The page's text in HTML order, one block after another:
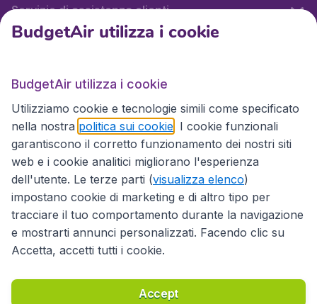
Servizio di assistenza clienti
Siti internazionali
Esonero di responsabilità
BudgetAir utilizza i cookie
BudgetAir utilizza i cookie
Utilizziamo cookie e tecnologie simili come specificato
nella nostra politica sui cookie . I cookie funzionali
garantiscono il corretto funzionamento dei nostri siti
web e i cookie analitici migliorano l'esperienza
dell'utente. Le terze parti (visualizza elenco)
impostano cookie di marketing e di altro tipo per
tracciare il tuo comportamento durante la navigazione
e mostrarti annunci personalizzati. Facendo clic su
Accetta, accetti tutti i cookie.
Accept